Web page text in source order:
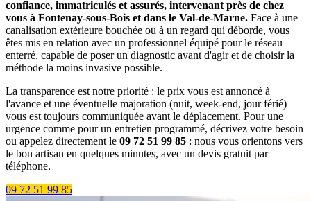
confiance, immatriculés et assurés, intervenant près de chez
vous à Fontenay-sous-Bois et dans le Val-de-Marne. Face à une
canalisation extérieure bouchée ou à un regard qui déborde, vous
êtes mis en relation avec un professionnel équipé pour le réseau
enterré, capable de poser un diagnostic avant d'agir et de choisir la
méthode la moins invasive possible.
La transparence est notre priorité : le prix vous est annoncé à
l'avance et une éventuelle majoration (nuit, week-end, jour férié)
vous est toujours communiquée avant le déplacement. Pour une
urgence comme pour un entretien programmé, décrivez votre besoin
ou appelez directement le 09 72 51 99 85 : nous vous orientons vers
le bon artisan en quelques minutes, avec un devis gratuit par
téléphone.
09 72 51 99 85